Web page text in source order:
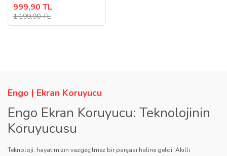
999,90 TL
1.199,90 TL
Engo | Ekran Koruyucu
Engo Ekran Koruyucu: Teknolojinin
Koruyucusu
Teknoloji, hayatımızın vazgeçilmez bir parçası haline geldi. Akıllı